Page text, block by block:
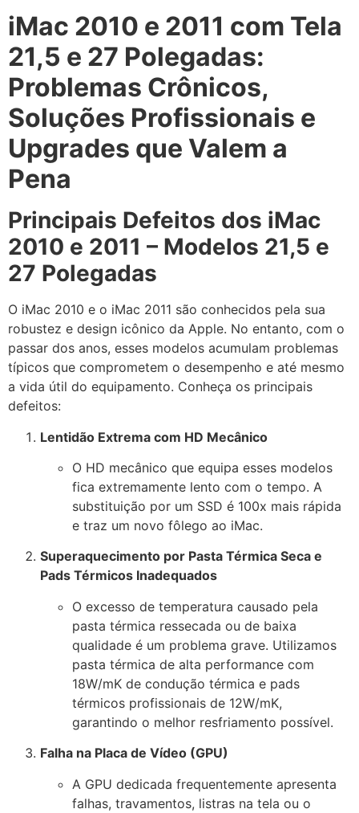
iMac 2010 e 2011 com Tela
21,5 e 27 Polegadas:
Problemas Crônicos,
Soluções Profissionais e
Upgrades que Valem a
Pena
Principais Defeitos dos iMac
2010 e 2011 – Modelos 21,5 e
27 Polegadas
O iMac 2010 e o iMac 2011 são conhecidos pela sua
robustez e design icônico da Apple. No entanto, com o
passar dos anos, esses modelos acumulam problemas
típicos que comprometem o desempenho e até mesmo
a vida útil do equipamento. Conheça os principais
defeitos:
Lentidão Extrema com HD Mecânico
O HD mecânico que equipa esses modelos
fica extremamente lento com o tempo. A
substituição por um SSD é 100x mais rápida
e traz um novo fôlego ao iMac.
Superaquecimento por Pasta Térmica Seca e
Pads Térmicos Inadequados
O excesso de temperatura causado pela
pasta térmica ressecada ou de baixa
qualidade é um problema grave. Utilizamos
pasta térmica de alta performance com
18W/mK de condução térmica e pads
térmicos profissionais de 12W/mK,
garantindo o melhor resfriamento possível.
Falha na Placa de Vídeo (GPU)
A GPU dedicada frequentemente apresenta
falhas, travamentos, listras na tela ou o